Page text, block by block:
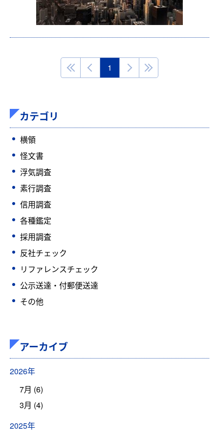
1
カテゴリ
横領
怪文書
浮気調査
素行調査
信用調査
各種鑑定
採用調査
反社チェック
リファレンスチェック
公示送達・付郵便送達
その他
アーカイブ
2026年
7月 (6)
3月 (4)
2025年